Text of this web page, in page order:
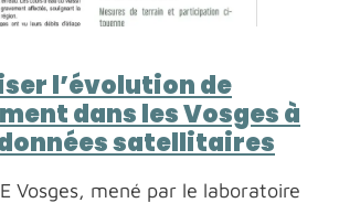
l’évolution de
dans les Vosges à
satellitaires
Vosges, mené par le laboratoire